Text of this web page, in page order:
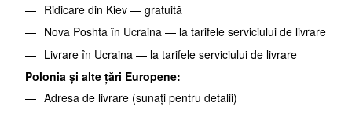
Ridicare din Kiev — gratuită
Nova Poshta în Ucraina — la tarifele serviciului de livrare
Livrare în Ucraina — la tarifele serviciului de livrare
Polonia și alte țări Europene:
Adresa de livrare (sunați pentru detalii)